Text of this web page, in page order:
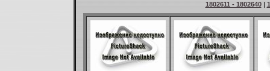
1802611 - 1802640|